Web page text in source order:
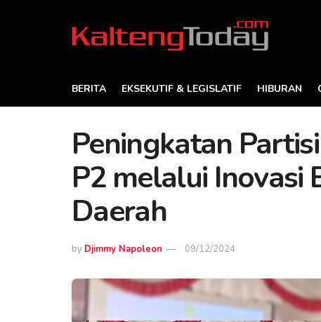
BERITA EKSEKUTIF & LEGISLATIF HIBURAN
Peningkatan
P2 melalui Inovasi
Daerah
by Djimmy Napoleon 09/12/2024